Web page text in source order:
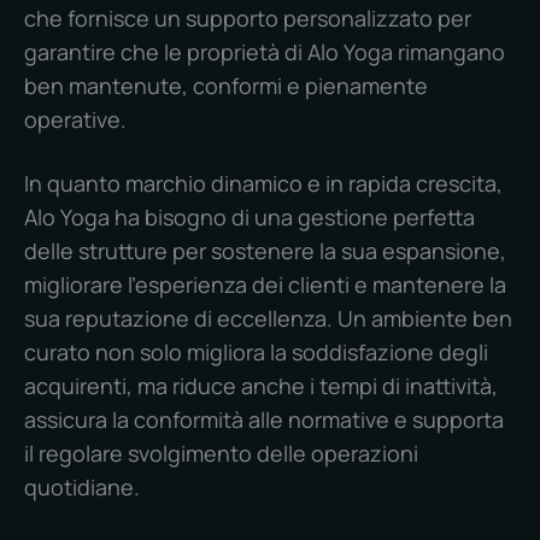
che fornisce un supporto personalizzato per
garantire che le proprietà di Alo Yoga rimangano
ben mantenute, conformi e pienamente
operative.
In quanto marchio dinamico e in rapida crescita,
Alo Yoga ha bisogno di una gestione perfetta
delle strutture per sostenere la sua espansione,
migliorare l'esperienza dei clienti e mantenere la
sua reputazione di eccellenza. Un ambiente ben
curato non solo migliora la soddisfazione degli
acquirenti, ma riduce anche i tempi di inattività,
assicura la conformità alle normative e supporta
il regolare svolgimento delle operazioni
quotidiane.